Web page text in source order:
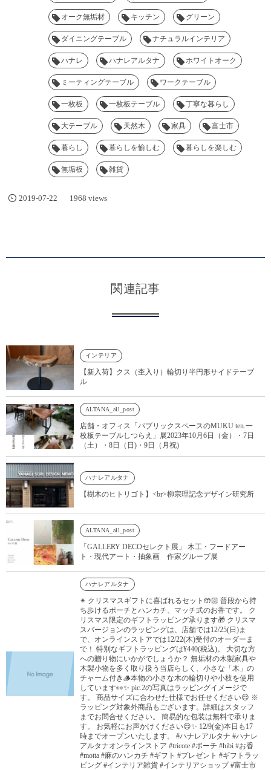
オーク無垢材 キッチン グリーン
ダイニングテーブル ナチュラルインテリア
ハナレ ハナレアルタナ ホワイトオーク
ミーティングテーブル ワークテーブル
一枚板 一枚板テーブル 丁寧な暮らし
大テーブル 天然木 家具 富士市
暮らし 暮らしを愉しむ 暮らしを楽しむ
無垢板 雑貨
2019-07-22 1968 views
関連記事
インテリア
【新入荷】クス（杢入り）輪切り半円形サイドテーブ
ル
ALTANA_all_post
店舗・オフィス「パブリックスペースのMUKU ten.一
枚板テーブルしつらえ」展2023年10月6日（金）・7日
（土）・8日（日)・9日（月祝)
ハナレアルタナ
【樹木のヒトリゴト】<br>柳宗理記念デザイン研究所
ALTANA_all_post
「GALLERY DECOセレクト展」 木工・フードアー
ト・現代アート・抽象画 作家グループ展
ハナレアルタナ
✴︎ クリスマスギフトに喜ばれるセット🤲🏻 普段から持
ち歩けるポーチとハンカチ、マッチ式のお香です。 ク
リスマス限定のギフトラッピング承ります🎁 クリスマ
スバージョンのラッピングは、店舗では12/25(日)ま
で、オンラインストアでは12/22(木)受付のオーダーま
で！ 特別なギフトラッピングは¥440(税込)。 大切な方
への贈り物にいかがでしょうか？ 無垢材の木製家具や
木製小物を多く取り扱う当店らしく、小さな「木」の
チャーム付き🪵本物の小さな木の輪切りや小枝を使用
しています👀✨ pic.2の写真はラッピングイメージで
す。 商品サイズに合わせた仕様でお任せください😌 ※
ラッピング対象外商品もございます。詳細はスタッフ
までお問合せください。 簡易的な包装は無料で承りま
す。 お気軽にお声かけください😌✨ 12/9(金)本日も17
時までオープンいたします。 #ハナレアルタナ #ハナレ
アルタナオンラインストア #tricote #ポーチ #hibi #お香
#motta #麻のハンカチ #ギフト #プレゼント #ギフトラッ
ピング #インテリア雑貨 #インテリアショップ #富士市